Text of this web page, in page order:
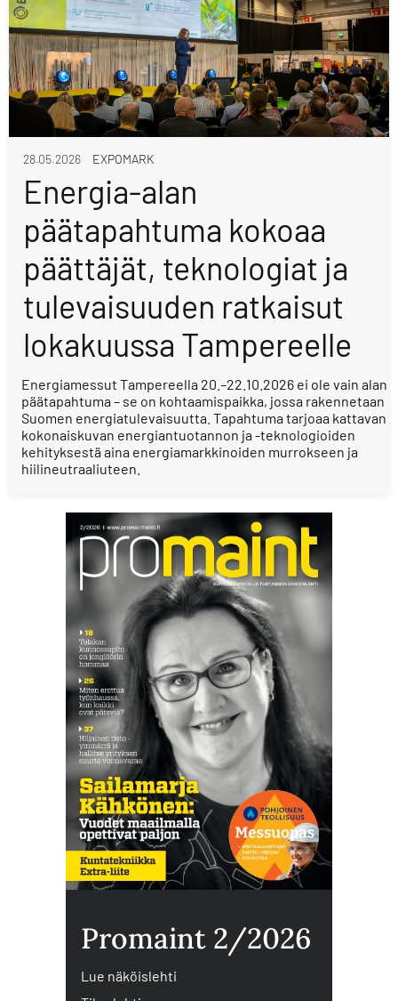
28.05.2026 EXPOMARK
Energia-alan
päätapahtuma kokoaa
päättäjät, teknologiat ja
tulevaisuuden ratkaisut
lokakuussa Tampereelle
Energiamessut Tampereella 20.–22.10.2026 ei ole vain alan
päätapahtuma – se on kohtaamispaikka, jossa rakennetaan
Suomen energiatulevaisuutta. Tapahtuma tarjoaa kattavan
kokonaiskuvan energiantuotannon ja -teknologioiden
kehityksestä aina energiamarkkinoiden murrokseen ja
hiilineutraaliuteen.
Promaint 2/2026
Lue näköislehti